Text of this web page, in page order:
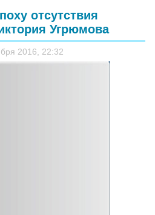
отсутствия
Угрюмова
2016, 22:32